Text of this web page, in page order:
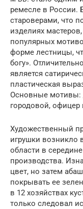
ремесле в России.
староверами, что
изделиях
популярных
форме лестницы,
богу».
является
пластическая
Основные мотивы:
городовой, офицер
Художественный
игрушки возникло
области в
производства.
цвет, но затем
покрывать ее
в 12 хозяйствах
только следовал